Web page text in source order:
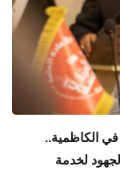
في الكاظمية..
لخدمة